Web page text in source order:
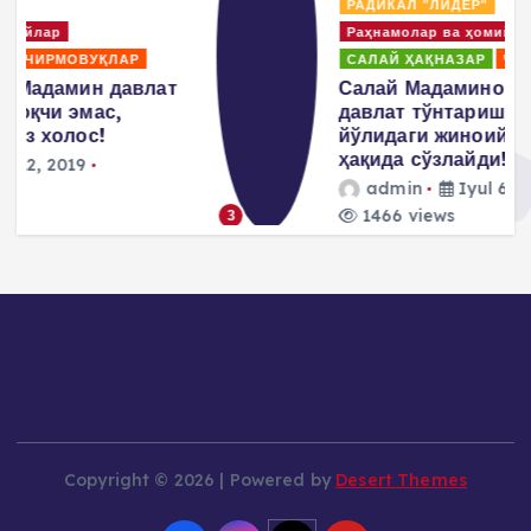
РАДИКАЛ "ЛИДЕР"
Раҳнамолар ва ҳомийлар
ЧИРМОВУҚЛАР
Салай Мадаминов Ўзбекистонда
давлат тўнтариши уюштириш
йўлидаги жиноий режалари
ҳақида сўзлайди!
admin
Iyul 6, 2019
1466 views